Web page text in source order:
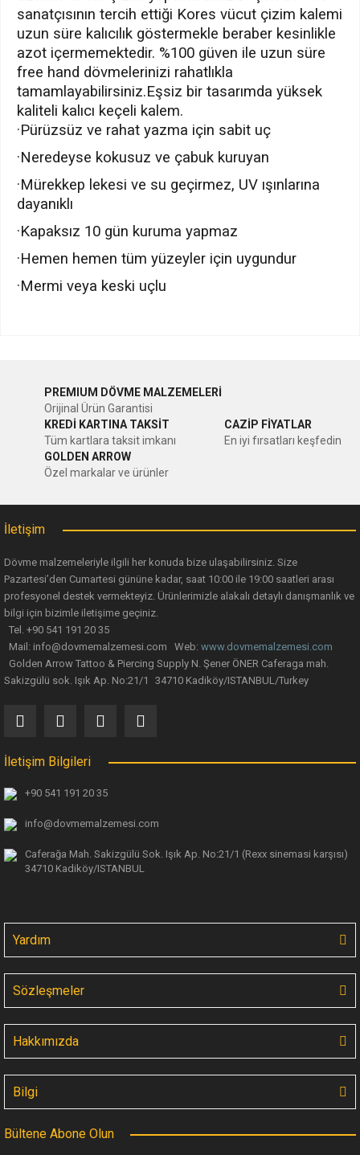
sanatçısının tercih ettiği Kores vücut çizim kalemi
uzun süre kalıcılık göstermekle beraber kesinlikle
azot içermemektedir. %100 güven ile uzun süre
free hand dövmelerinizi rahatlıkla
tamamlayabilirsiniz.Eşsiz bir tasarımda yüksek
kaliteli kalıcı keçeli kalem.
·Pürüzsüz ve rahat yazma için sabit uç
·Neredeyse kokusuz ve çabuk kuruyan
·Mürekkep lekesi ve su geçirmez, UV ışınlarına
dayanıklı
·Kapaksız 10 gün kuruma yapmaz
·Hemen hemen tüm yüzeyler için uygundur
·Mermi veya keski uçlu
Görüş ve önerileriniz için teşekkür ederiz.
Ürün resmi kalitesiz, bozuk veya görüntülenemiyor.
Ürün açıklamasında eksik bilgiler bulunuyor.
Gönder
PREMIUM DÖVME MALZEMELERİ
Orijinal Ürün Garantisi
KREDİ KARTINA TAKSİT
Tüm kartlara taksit imkanı
CAZİP FİYATLAR
En iyi fırsatları keşfedin
GOLDEN ARROW
Özel markalar ve ürünler
İletişim
Dövme malzemeleriyle ilgili her konuda bize ulaşabilirsiniz. Size
Pazartesi’den Cumartesi gününe kadar, saat 10:00 ile 19:00 saatleri arası
profesyonel destek vermekteyiz. Ürünlerimizle alakalı detaylı danışmanlık ve
bilgi için bizimle iletişime geçiniz.
Tel. +90 541 191 20 35
Mail: info@dovmemalzemesi.com Web: www.dovmemalzemesi.com
Golden Arrow Tattoo & Piercing Supply N. Şener ÖNER Caferaga mah.
Sakizgülü sok. Işık Ap. No:21/1 34710 Kadiköy/ISTANBUL/Turkey
İletişim Bilgileri
+90 541 191 20 35
info@dovmemalzemesi.com
Caferağa Mah. Sakizgülü Sok. Işık Ap. No:21/1 (Rexx sinemasi karşısı)
34710 Kadiköy/ISTANBUL
Yardım
Sözleşmeler
Hakkımızda
Bilgi
Bültene Abone Olun